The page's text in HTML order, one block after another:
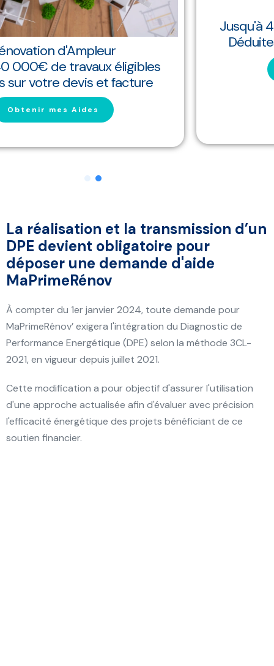
Isolation Extérieure
Jusqu'à 40 000 € de travaux
Déduites sur votre devis et
Obtenir mes Aides
La réalisation et la transmission d’un
DPE devient obligatoire pour
déposer une demande d'aide
MaPrimeRénov
À compter du 1er janvier 2024, toute demande pour
MaPrimeRénov’ exigera l'intégration du Diagnostic de
Performance Energétique (DPE) selon la méthode 3CL-
2021, en vigueur depuis juillet 2021.
Cette modification a pour objectif d'assurer l'utilisation
d'une approche actualisée afin d'évaluer avec précision
l'efficacité énergétique des projets bénéficiant de ce
soutien financier.